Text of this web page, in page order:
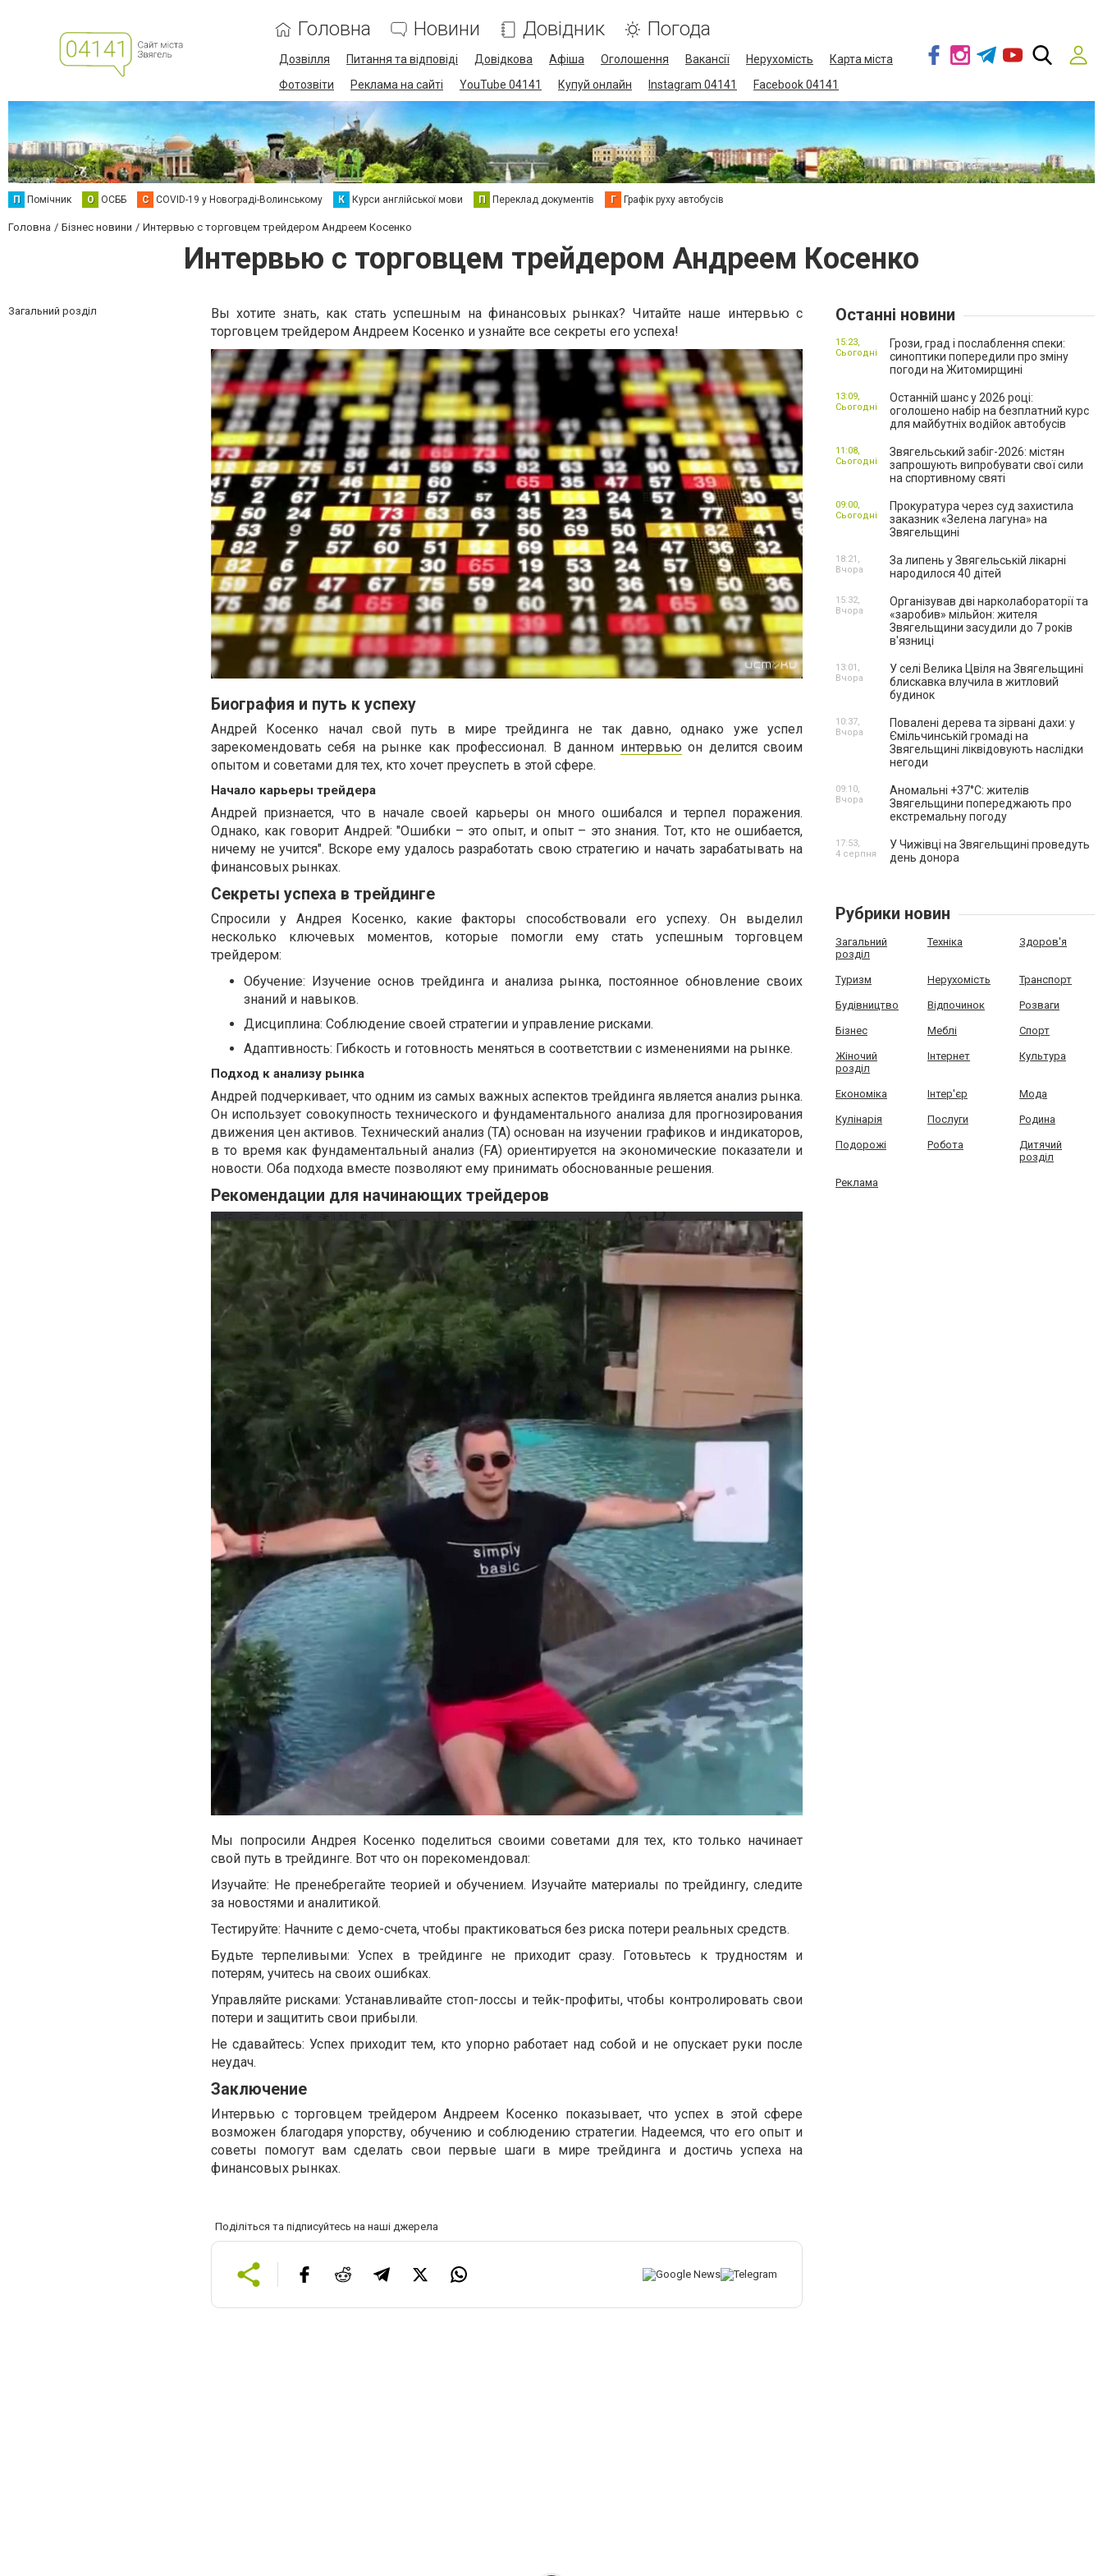
Головна Новини Довідник Погода
Дозвілля Питання та відповіді Довідкова Афіша Оголошення Вакансії Нерухомість
Карта міста
Фотозвіти
Реклама на сайті YouTube 04141 Купуй онлайн Instagram 04141 Facebook 04141
П Помічник О ОСББ C COVID-19 у Новограді-Волинському К Курси англійської мови П Переклад документів Г Графік руху автобусів
Головна Бізнес новини Интервью с торговцем трейдером Андреем Косенко
Интервью с торговцем трейдером Андреем Косенко
Загальний розділ
Вы хотите знать, как стать успешным на финансовых рынках? Читайте наше интервью с
торговцем трейдером Андреем Косенко и узнайте все секреты его успеха!
Биография и путь к успеху
Андрей Косенко начал свой путь в мире трейдинга не так давно, однако уже успел
зарекомендовать себя на рынке как профессионал. В данном интервью он делится своим
опытом и советами для тех, кто хочет преуспеть в этой сфере.
Начало карьеры трейдера
Андрей признается, что в начале своей карьеры он много ошибался и терпел поражения.
Однако, как говорит Андрей: "Ошибки – это опыт, и опыт – это знания. Тот, кто не ошибается,
ничему не учится". Вскоре ему удалось разработать свою стратегию и начать зарабатывать на
финансовых рынках.
Секреты успеха в трейдинге
Спросили у Андрея Косенко, какие факторы способствовали его успеху. Он выделил
несколько ключевых моментов, которые помогли ему стать успешным торговцем
трейдером:
Обучение: Изучение основ трейдинга и анализа рынка, постоянное обновление своих
знаний и навыков.
Дисциплина: Соблюдение своей стратегии и управление рисками.
Адаптивность: Гибкость и готовность меняться в соответствии с изменениями на рынке.
Подход к анализу рынка
Андрей подчеркивает, что одним из самых важных аспектов трейдинга является анализ рынка.
Он использует совокупность технического и фундаментального анализа для прогнозирования
движения цен активов. Технический анализ (TA) основан на изучении графиков и индикаторов,
в то время как фундаментальный анализ (FA) ориентируется на экономические показатели и
новости. Оба подхода вместе позволяют ему принимать обоснованные решения.
Рекомендации для начинающих трейдеров
Мы попросили Андрея Косенко поделиться своими советами для тех, кто только начинает
свой путь в трейдинге. Вот что он порекомендовал:
Изучайте: Не пренебрегайте теорией и обучением. Изучайте материалы по трейдингу, следите
за новостями и аналитикой.
Тестируйте: Начните с демо-счета, чтобы практиковаться без риска потери реальных средств.
Будьте терпеливыми: Успех в трейдинге не приходит сразу. Готовьтесь к трудностям и
потерям, учитесь на своих ошибках.
Управляйте рисками: Устанавливайте стоп-лоссы и тейк-профиты, чтобы контролировать свои
потери и защитить свои прибыли.
Не сдавайтесь: Успех приходит тем, кто упорно работает над собой и не опускает руки после
неудач.
Заключение
Интервью с торговцем трейдером Андреем Косенко показывает, что успех в этой сфере
возможен благодаря упорству, обучению и соблюдению стратегии. Надеемся, что его опыт и
советы помогут вам сделать свои первые шаги в мире трейдинга и достичь успеха на
финансовых рынках.
Поділіться та підписуйтесь на наші джерела
Останні новини
Грози, град і послаблення спеки:
синоптики попередили про зміну
погоди на Житомирщині
15:23,
Сьогодні
Останній шанс у 2026 році:
оголошено набір на безплатний курс
для майбутніх водійок автобусів
13:09,
Сьогодні
Звягельський забіг-2026: містян
запрошують випробувати свої сили
на спортивному святі
11:08,
Сьогодні
Прокуратура через суд захистила
заказник «Зелена лагуна» на
Звягельщині
09:00,
Сьогодні
За липень у Звягельській лікарні
народилося 40 дітей
18:21,
Вчора
Організував дві нарколабораторії та
«заробив» мільйон: жителя
Звягельщини засудили до 7 років
в'язниці
15:32,
Вчора
У селі Велика Цвіля на Звягельщині
блискавка влучила в житловий
будинок
13:01,
Вчора
Повалені дерева та зірвані дахи: у
Ємільчинській громаді на
Звягельщині ліквідовують наслідки
негоди
10:37,
Вчора
Аномальні +37°C: жителів
Звягельщини попереджають про
екстремальну погоду
09:10,
Вчора
У Чижівці на Звягельщині проведуть
день донора
17:53,
4 серпня
Рубрики новин
Загальний
розділ
Техніка Здоров'я
Туризм Нерухомість Транспорт
Будівництво Відпочинок Розваги
Бізнес Меблі Спорт
Жіночий
розділ
Інтернет Культура
Економіка Інтер'єр Мода
Кулінарія Послуги Родина
Подорожі Робота
Дитячий
розділ
Реклама